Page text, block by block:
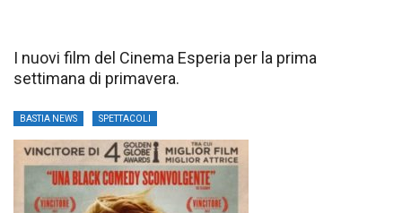
I nuovi film del Cinema Esperia per la prima
settimana di primavera.
BASTIA NEWS SPETTACOLI